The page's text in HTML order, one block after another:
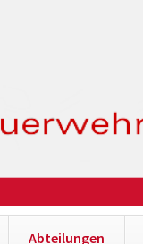
Abteilungen